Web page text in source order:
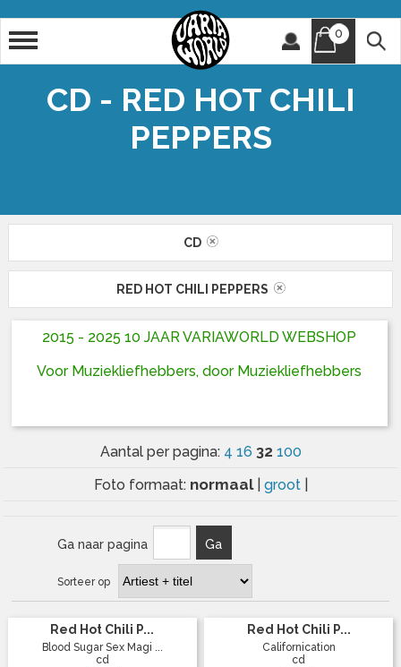
0
CD - RED HOT CHILI
PEPPERS
CD
RED HOT CHILI PEPPERS
2015 - 2025 10 JAAR VARIAWORLD WEBSHOP
Voor Muziekliefhebbers, door Muziekliefhebbers
Aantal per pagina: 4 16 32 100
Foto formaat: normaal groot
Ga naar pagina Ga
Sorteer op
Red Hot Chili P...
Blood Sugar Sex Magi ...
cd
Red Hot Chili P...
Californication
cd